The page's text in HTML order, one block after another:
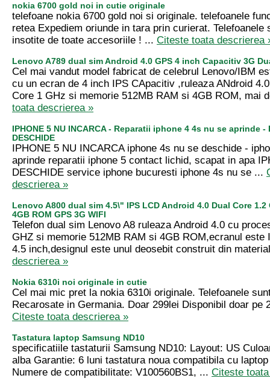
nokia 6700 gold noi in cutie originale
telefoane nokia 6700 gold noi si originale. telefoanele
retea Expediem oriunde in tara prin curierat. Telefoanele
insotite de toate accesoriile ! ... Citeste toata descrierea
Lenovo A789 dual sim Android 4.0 GPS 4 inch Capacitiv 3G
Cel mai vandut model fabricat de celebrul Lenovo/IBM
cu un ecran de 4 inch IPS CApacitiv ,ruleaza ANdroid
Core 1 GHz si memorie 512MB RAM si 4GB ROM, mai
toata descrierea »
IPHONE 5 NU INCARCA - Reparatii iphone 4 4s nu se aprinde -
DESCHIDE
IPHONE 5 NU INCARCA iphone 4s nu se deschide -
aprinde reparatii iphone 5 contact lichid, scapat in apa
DESCHIDE service iphone bucuresti iphone 4s nu se ...
descrierea »
Lenovo A800 dual sim 4.5\" IPS LCD Android 4.0 Dual Core 1.2
4GB ROM GPS 3G WIFI
Telefon dual sim Lenovo A8 ruleaza Android 4.0 cu
GHZ si memorie 512MB RAM si 4GB ROM,ecranul este
4.5 inch,designul este unul deosebit construit din
descrierea »
Nokia 6310i noi originale in cutie
Cel mai mic pret la nokia 6310i originale. Telefoanele
Recarosate in Germania. Doar 299lei Disponibil doar pe
Citeste toata descrierea »
Tastatura laptop Samsung ND10
specificatiile tastaturii Samsung ND10: Layout: US
alba Garantie: 6 luni tastatura noua compatibila cu
Numere de compatibilitate: V100560BS1, ... Citeste